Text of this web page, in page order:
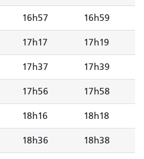
16h57 16h59
17h17 17h19
17h37 17h39
17h56 17h58
18h16 18h18
18h36 18h38